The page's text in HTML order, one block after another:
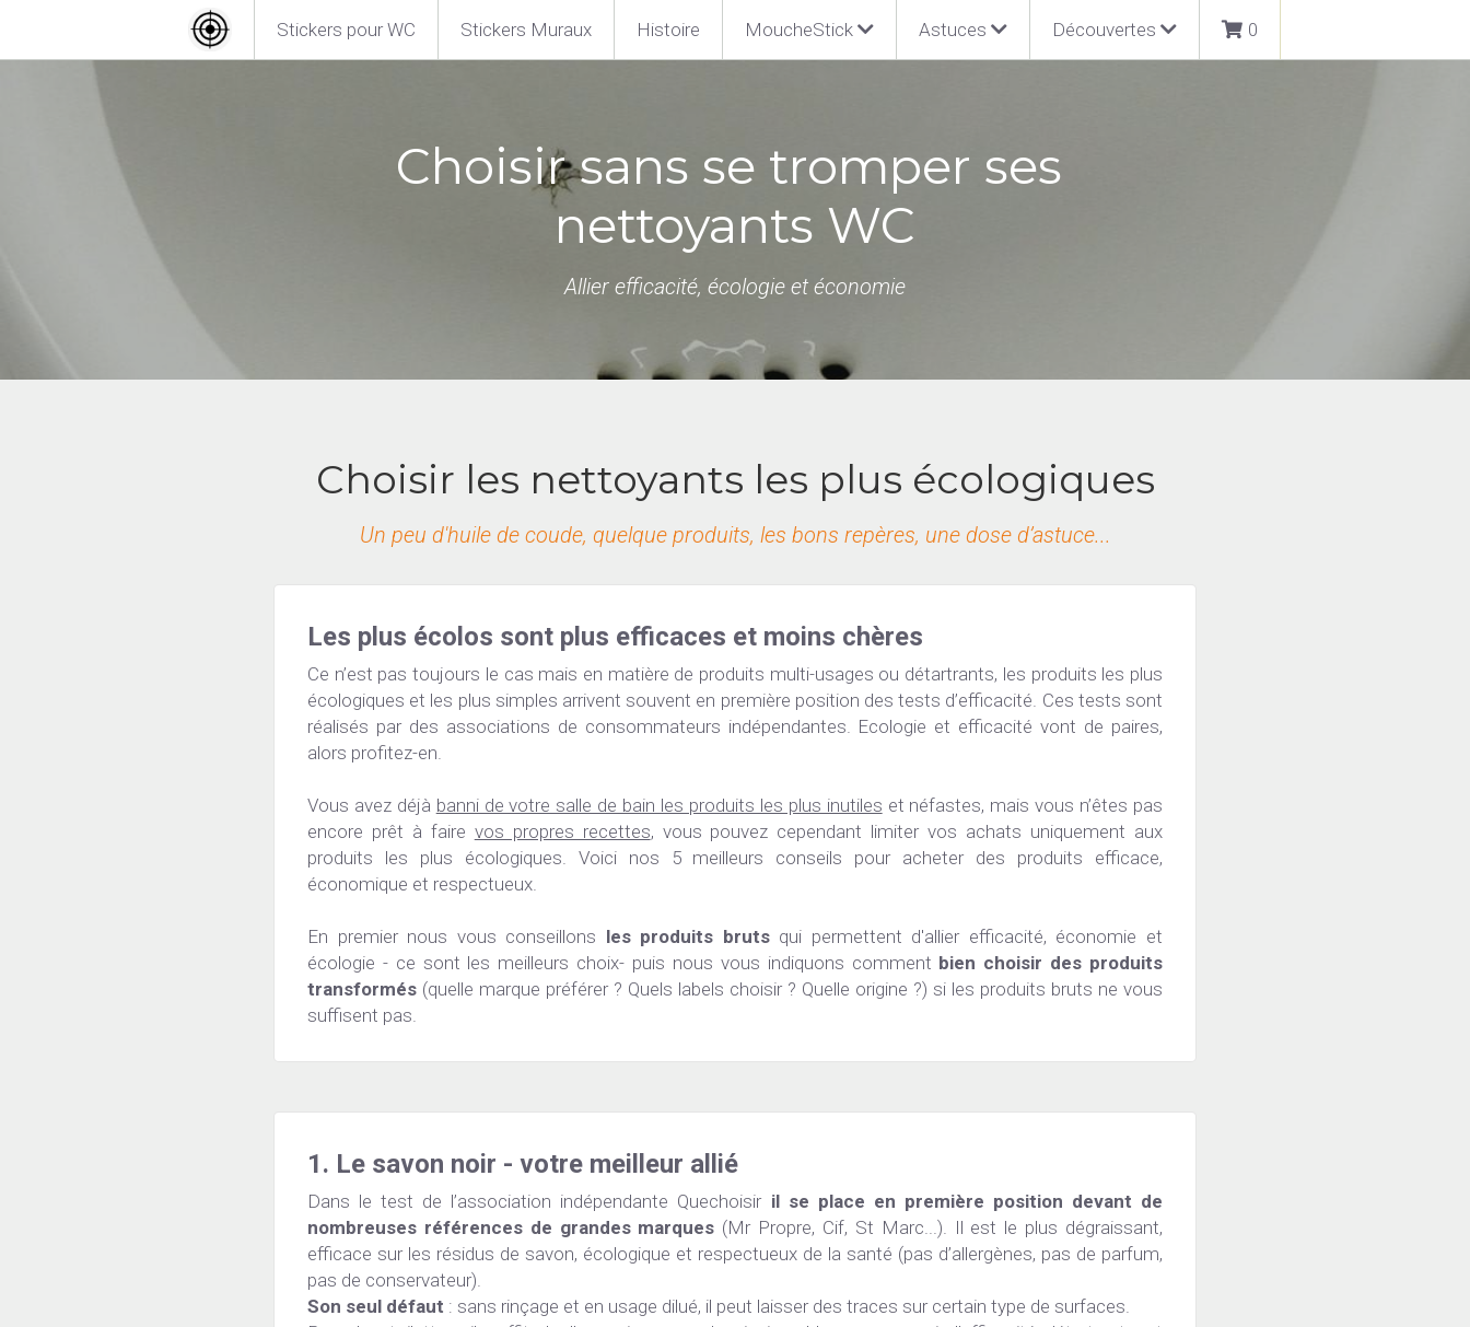
Stickers pour WC Stickers Muraux Histoire MoucheStick Astuces Découvertes 0
Choisir sans se tromper ses
nettoyants WC
Allier efficacité, écologie et économie
Choisir les nettoyants les plus écologiques
Un peu d'huile de coude, quelque produits, les bons repères, une dose d’astuce...
Les plus écolos sont plus efficaces et moins chères
Ce n’est pas toujours le cas mais en matière de produits multi-usages ou détartrants, les produits les plus
écologiques et les plus simples arrivent souvent en première position des tests d’efficacité. Ces tests sont
réalisés par des associations de consommateurs indépendantes. Ecologie et efficacité vont de paires,
alors profitez-en.
Vous avez déjà banni de votre salle de bain les produits les plus inutiles et néfastes, mais vous n’êtes pas
encore prêt à faire vos propres recettes, vous pouvez cependant limiter vos achats uniquement aux
produits les plus écologiques. Voici nos 5 meilleurs conseils pour acheter des produits efficace,
économique et respectueux.
En premier nous vous conseillons les produits bruts qui permettent d'allier efficacité, économie et
écologie - ce sont les meilleurs choix- puis nous vous indiquons comment bien choisir des produits
transformés (quelle marque préférer ? Quels labels choisir ? Quelle origine ?) si les produits bruts ne vous
suffisent pas.
1. Le savon noir - votre meilleur allié
Dans le test de l’association indépendante Quechoisir il se place en première position devant de
nombreuses références de grandes marques (Mr Propre, Cif, St Marc...). Il est le plus dégraissant,
efficace sur les résidus de savon, écologique et respectueux de la santé (pas d’allergènes, pas de parfum,
pas de conservateur).
Son seul défaut : sans rinçage et en usage dilué, il peut laisser des traces sur certain type de surfaces.